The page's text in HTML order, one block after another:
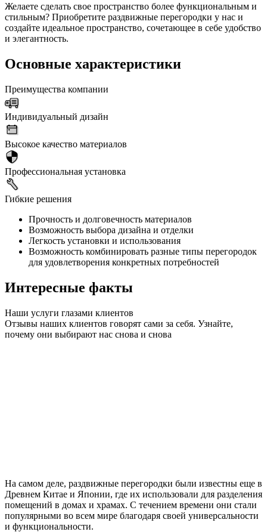
Желаете сделать свое пространство более функциональным и
стильным? Приобретите раздвижные перегородки у нас и
создайте идеальное пространство, сочетающее в себе удобство
и элегантность.
Основные характеристики
Преимущества компании
Индивидуальный дизайн
Высокое качество материалов
Профессиональная установка
Гибкие решения
Прочность и долговечность материалов
Возможность выбора дизайна и отделки
Легкость установки и использования
Возможность комбинировать разные типы перегородок
для удовлетворения конкретных потребностей
Интересные факты
Наши услуги глазами клиентов
Отзывы наших клиентов говорят сами за себя. Узнайте,
почему они выбирают нас снова и снова
На самом деле, раздвижные перегородки были известны еще в
Древнем Китае и Японии, где их использовали для разделения
помещений в домах и храмах. С течением времени они стали
популярными во всем мире благодаря своей универсальности
и функциональности.